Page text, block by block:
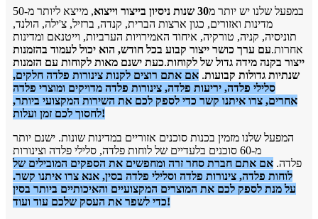
במפעל שלנו יש יותר מ30 שנות ניסיון בייצור וייצוא
, מייצא ליותר מ-50
מדינות ואזורים, כגון ארצות הברית, קנדה, ברזיל, צ'ילה, הולנד,
תוניסיה, קניה, טורקיה, איחוד האמירויות הערביות, וייטנאם ומדינות
אחרות.עם ערך כושר ייצור קבוע בכל חודש, הוא יכול לעמוד בהזמנות
ייצור בקנה מידה גדול של לקוחות.כעת ישנם מאות לקוחות עם הזמנות
שנתיות גדולות קבועות. אם אתם רוצים לקנות צינורות פלדה חלקים,
סלילי פלדה, יריעות פלדה, צינורות פלדה מדויקים ומוצרי פלדה
אחרים, צרו איתנו קשר כדי לספק לכם את השירות המקצועי ביותר,
לחסוך לכם זמן ועלות!
המפעל שלנו מזמין בכנות סוכנים אזוריים במדינות שונות. ישנם יותר
מ-60 סוכנים בלעדיים של לוחות פלדה, סלילי פלדה וצינורות
פלדה. אם אתם חברת סחר זרה ומחפשים את הספקים המובילים של
לוחות פלדה, צינורות פלדה וסלילי פלדה בסין, אנא צרו איתנו קשר.
על מנת לספק לכם את המוצרים המקצועיים והאיכותיים ביותר בסין
כדי לשפר את העסק שלכם עוד ועוד!